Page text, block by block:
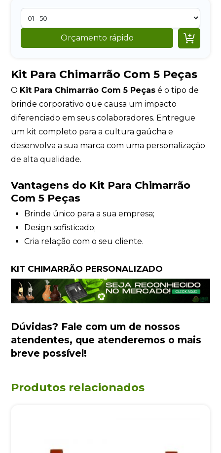
Orçamento rápido 
Kit Para Chimarrão Com 5 Peças
O Kit Para Chimarrão Com 5 Peças é o tipo de
brinde corporativo que causa um impacto
diferenciado em seus colaboradores. Entregue
um kit completo para a cultura gaúcha e
desenvolva a sua marca com uma personalização
de alta qualidade.
Vantagens do Kit Para Chimarrão
Com 5 Peças
Brinde único para a sua empresa;
Design sofisticado;
Cria relação com o seu cliente.
KIT CHIMARRÃO PERSONALIZADO
Dúvidas? Fale com um de nossos
atendentes, que atenderemos o mais
breve possível!
Produtos relacionados